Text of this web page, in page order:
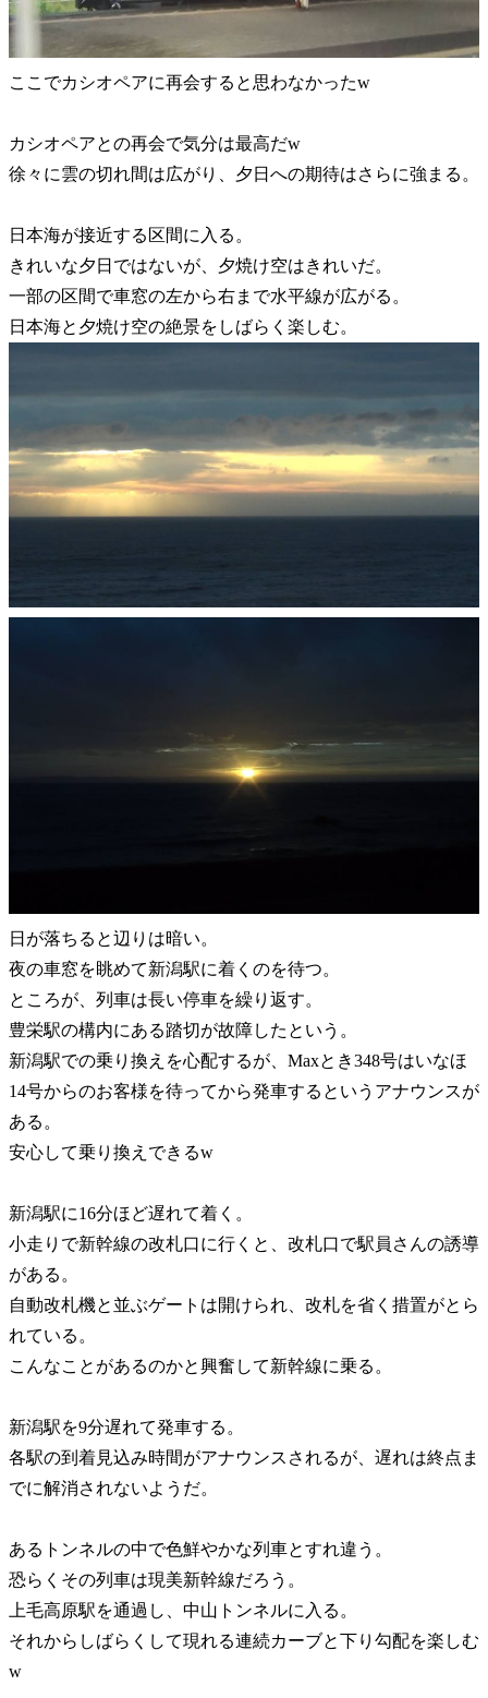
ここでカシオペアに再会すると思わなかったw
カシオペアとの再会で気分は最高だw
徐々に雲の切れ間は広がり、夕日への期待はさらに強まる。
日本海が接近する区間に入る。
きれいな夕日ではないが、夕焼け空はきれいだ。
一部の区間で車窓の左から右まで水平線が広がる。
日本海と夕焼け空の絶景をしばらく楽しむ。
日が落ちると辺りは暗い。
夜の車窓を眺めて新潟駅に着くのを待つ。
ところが、列車は長い停車を繰り返す。
豊栄駅の構内にある踏切が故障したという。
新潟駅での乗り換えを心配するが、Maxとき348号はいなほ
14号からのお客様を待ってから発車するというアナウンスが
ある。
安心して乗り換えできるw
新潟駅に16分ほど遅れて着く。
小走りで新幹線の改札口に行くと、改札口で駅員さんの誘導
がある。
自動改札機と並ぶゲートは開けられ、改札を省く措置がとら
れている。
こんなことがあるのかと興奮して新幹線に乗る。
新潟駅を9分遅れて発車する。
各駅の到着見込み時間がアナウンスされるが、遅れは終点ま
でに解消されないようだ。
あるトンネルの中で色鮮やかな列車とすれ違う。
恐らくその列車は現美新幹線だろう。
上毛高原駅を通過し、中山トンネルに入る。
それからしばらくして現れる連続カーブと下り勾配を楽しむ
w